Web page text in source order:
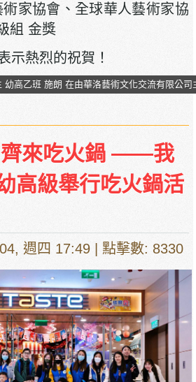
家協會、全球華人藝術家協
組 金獎
熱烈的祝賀！
幼高乙班 施朗 在由華洛藝術文化交流有限公
齊來吃火鍋 ——我
高級舉行吃火鍋活
週四 17:49 | 點擊數: 8330